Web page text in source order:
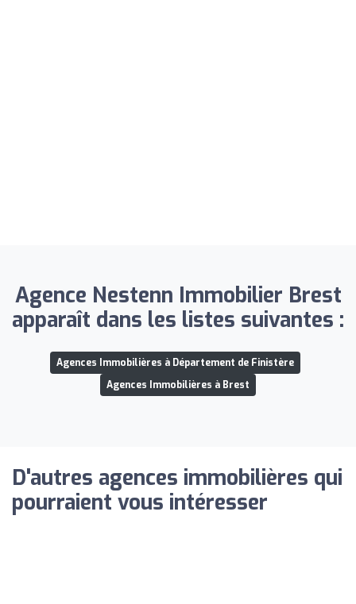
Agence Nestenn Immobilier Brest
apparaît dans les listes suivantes :
Agences Immobilières à Département de Finistère
Agences Immobilières à Brest
D'autres agences immobilières qui
pourraient vous intéresser